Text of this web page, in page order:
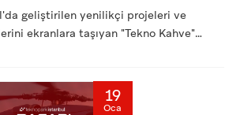
geliştirilen yenilikçi projeleri ve
ekranlara taşıyan "Tekno Kahve"
19
Oca